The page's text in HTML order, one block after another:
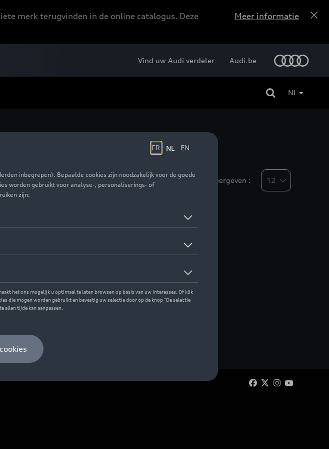
merk terugvinden in de online catalogus. Deze
Meer informatie
Vind uw Audi verdeler Audi.be
NL
Weergeven :